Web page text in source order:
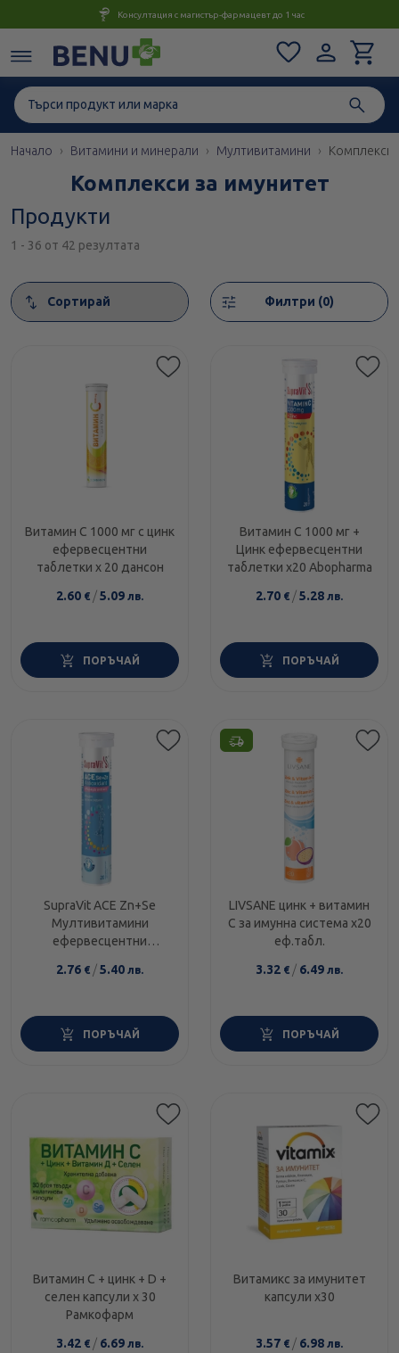
Консултация с магистър-фармацевт до 1 час
Начало Витамини и минерали Мултивитамини Комплекси
Комплекси за имунитет
Продукти
1 - 36 от 42 резултата
Сортирай
Филтри (0)
Витамин C 1000 мг с цинк
ефервесцентни
таблетки х 20 дансон
2.60 € /5.09 лв.
ПОРЪЧАЙ
Витамин C 1000 мг +
Цинк ефервесцентни
таблетки х20 Abopharma
2.70 € /5.28 лв.
ПОРЪЧАЙ
SupraVit ACE Zn+Se
Мултивитамини
ефервесцентни
антиоксидантно
2.76 € /5.40 лв.
ПОРЪЧАЙ
LIVSANE цинк + витамин
С за имунна система х20
еф.табл.
3.32 € / 6.49 лв.
ПОРЪЧАЙ
Витамин С + цинк + D +
селен капсули х 30
Рамкофарм
3.42 € / 6.69 лв.
Витамикс за имунитет
капсули х30
3.57 € / 6.98 лв.